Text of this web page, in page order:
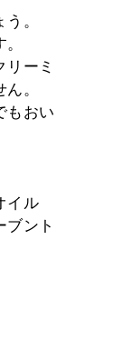
。
ーミ
。
もおい
イル
ント